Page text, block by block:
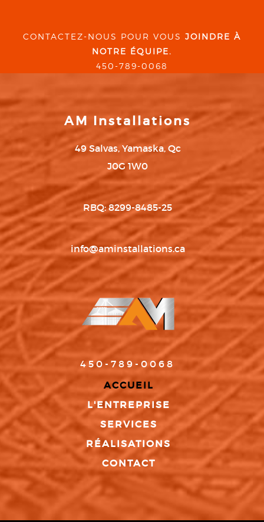
CONTACTEZ-NOUS POUR VOUS JOINDRE À
NOTRE ÉQUIPE.
450-789-0068
AM Installations
49 Salvas, Yamaska, Qc
J0G 1W0
RBQ: 8299-8485-25
info@aminstallations.ca
450-789-0068
ACCUEIL
L'ENTREPRISE
SERVICES
RÉALISATIONS
CONTACT